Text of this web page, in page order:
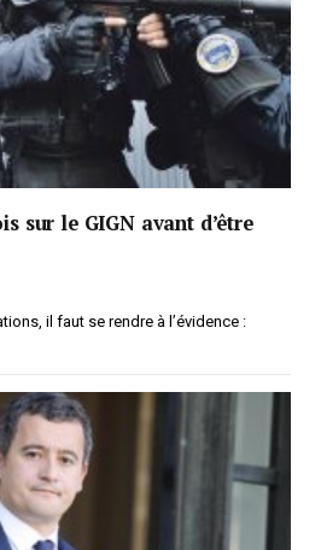
sur le GIGN avant d’être
il faut se rendre à l’évidence :